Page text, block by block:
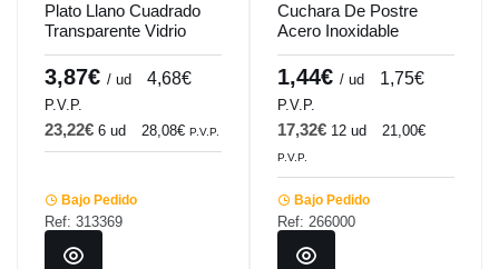
Plato Llano Cuadrado
Transparente Vidrio
Templado 26X26 Cm
Veloutee Pro.mundi
3,87€ / ud 4,68€
P.V.P.
23,22€ 6 ud 28,08€ P.V.P.
Bajo Pedido
Ref: 313369
Cuchara De Postre
Acero Inoxidable
Plateado 18.8 Cm Tulip
Pro.mundi
1,44€ / ud 1,75€
P.V.P.
17,32€ 12 ud 21,00€
P.V.P.
Bajo Pedido
Ref: 266000